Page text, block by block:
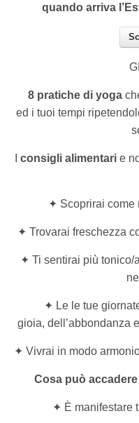
quando arriva
8 pratiche di yoga
ed i tuoi tempi
consigli alimentari e
✦ Scoprirai come
✦ Trovarai freschezza
✦ Ti sentirai più tonico/
✦ Le le tue
gioia, dell’abbondanza
✦ Vivrai in modo
Cosa può
✦ È manifestare